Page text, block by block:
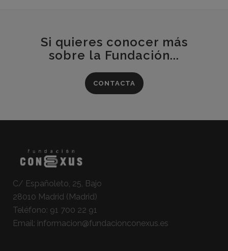
Si quieres conocer más
sobre la Fundación...
CONTACTA
C/ Españoleto, 25, Bajo
28010 Madrid (Madrid)
Teléfono: 91 700 22 91
Email: informacion@fundacionconexus.es